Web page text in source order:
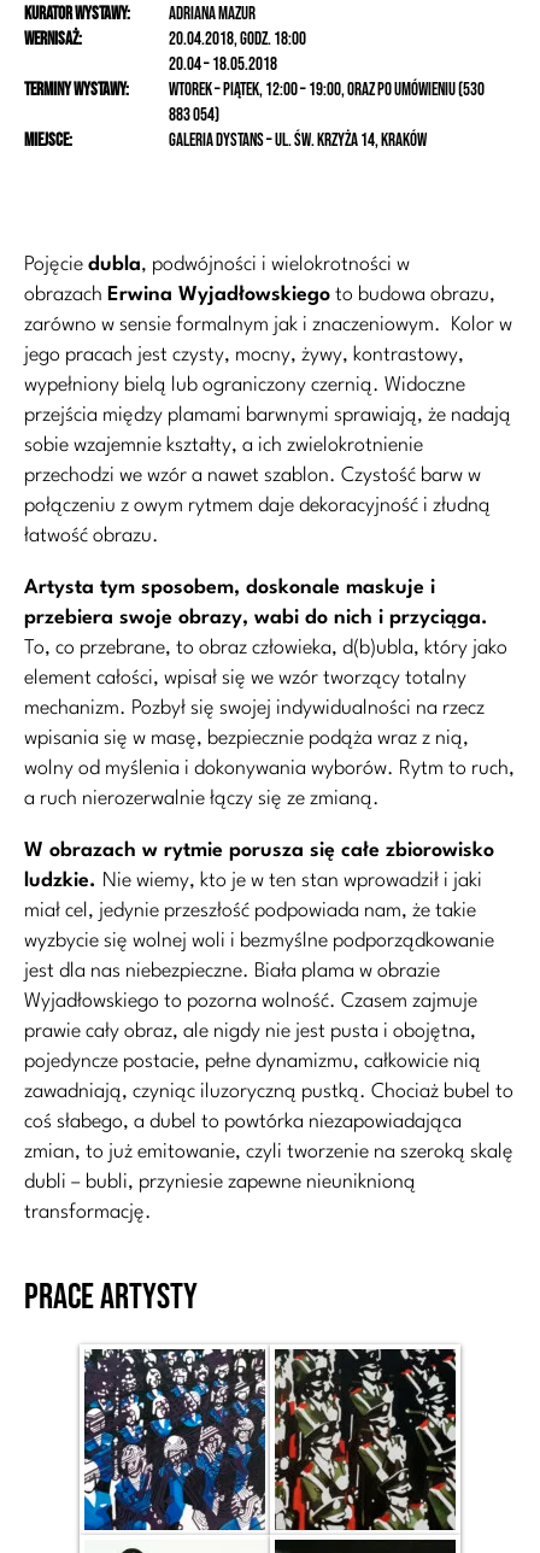
Kurator wystawy:
Adriana Mazur
Wernisaż:
20.04.2018, godz. 18:00
Terminy wystawy:
20.04 – 18.05.2018
wtorek – piątek, 12:00 – 19:00, oraz po umówieniu (530
883 054)
Miejsce:
Galeria Dystans – ul. Św. Krzyża 14, Kraków
Pojęcie dubla, podwójności i wielokrotności w
obrazach Erwina Wyjadłowskiego to budowa obrazu,
zarówno w sensie formalnym jak i znaczeniowym. Kolor w
jego pracach jest czysty, mocny, żywy, kontrastowy,
wypełniony bielą lub ograniczony czernią. Widoczne
przejścia między plamami barwnymi sprawiają, że nadają
sobie wzajemnie kształty, a ich zwielokrotnienie
przechodzi we wzór a nawet szablon. Czystość barw w
połączeniu z owym rytmem daje dekoracyjność i złudną
łatwość obrazu.
Artysta tym sposobem, doskonale maskuje i
przebiera swoje obrazy, wabi do nich i przyciąga.
To, co przebrane, to obraz człowieka, d(b)ubla, który jako
element całości, wpisał się we wzór tworzący totalny
mechanizm. Pozbył się swojej indywidualności na rzecz
wpisania się w masę, bezpiecznie podąża wraz z nią,
wolny od myślenia i dokonywania wyborów. Rytm to ruch,
a ruch nierozerwalnie łączy się ze zmianą.
W obrazach w rytmie porusza się całe zbiorowisko
ludzkie. Nie wiemy, kto je w ten stan wprowadził i jaki
miał cel, jedynie przeszłość podpowiada nam, że takie
wyzbycie się wolnej woli i bezmyślne podporządkowanie
jest dla nas niebezpieczne. Biała plama w obrazie
Wyjadłowskiego to pozorna wolność. Czasem zajmuje
prawie cały obraz, ale nigdy nie jest pusta i obojętna,
pojedyncze postacie, pełne dynamizmu, całkowicie nią
zawadniają, czyniąc iluzoryczną pustką. Chociaż bubel to
coś słabego, a dubel to powtórka niezapowiadająca
zmian, to już emitowanie, czyli tworzenie na szeroką skalę
dubli – bubli, przyniesie zapewne nieuniknioną
transformację.
Prace artysty